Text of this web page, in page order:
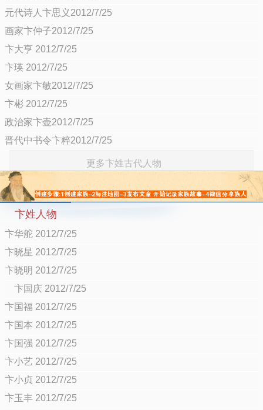
元代诗人卞思义2012/7/25
画家卞仲子2012/7/25
卞大亨 2012/7/25
卞瑛 2012/7/25
女画家卞敏2012/7/25
卞彬 2012/7/25
政治家卞壶2012/7/25
晋代中书令卞粹2012/7/25
更多卞姓古代人物
卞姓人物
卞华舵 2012/7/25
卞晓星 2012/7/25
卞晓明 2012/7/25
卞国庆 2012/7/25
卞国福 2012/7/25
卞国本 2012/7/25
卞国强 2012/7/25
卞小艺 2012/7/25
卞小贞 2012/7/25
卞玉丰 2012/7/25